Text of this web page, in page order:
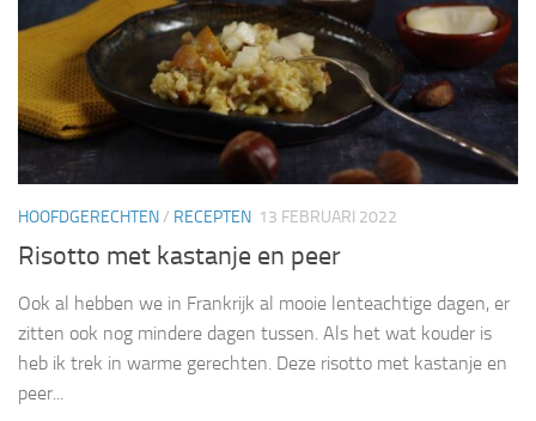
HOOFDGERECHTEN/ RECEPTEN 13 FEBRUARI 2022
Risotto met kastanje en peer
Ook al hebben we in Frankrijk al mooie lenteachtige dagen, er
zitten ook nog mindere dagen tussen. Als het wat kouder is
heb ik trek in warme gerechten. Deze risotto met kastanje en
peer...